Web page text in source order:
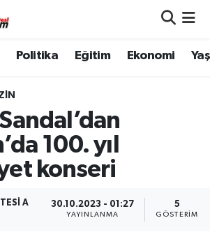
Politika Eğitim Ekonomi
100. yıl
konseri
A 30.10.2023 - 01:27
YAYINLANMA
5
GÖSTERIM
Durumu ve Fikstür